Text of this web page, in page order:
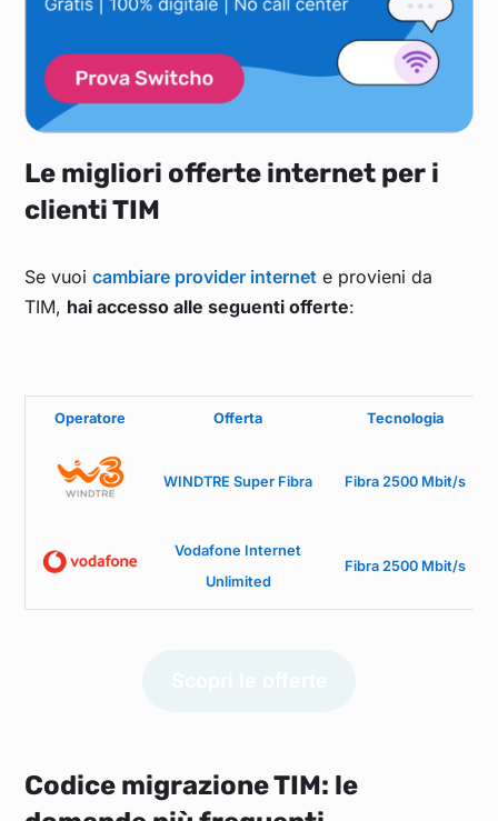
Le migliori offerte internet per i
clienti TIM
Se vuoicambiare provider internet e provieni da
TIM, hai accesso alle seguenti offerte:
Operatore Offerta Tecnologia
WINDTRE Super Fibra Fibra 2500 Mbit/s
Vodafone Internet
Unlimited
Fibra 2500 Mbit/s
Codice migrazione TIM: le